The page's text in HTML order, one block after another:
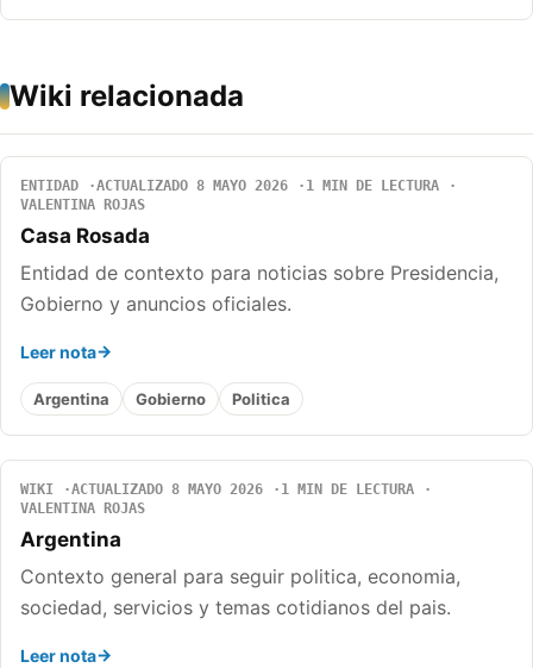
Wiki relacionada
ENTIDAD ACTUALIZADO 8 MAYO 2026
1 MIN DE LECTURA
VALENTINA ROJAS
Casa Rosada
Entidad de contexto para noticias sobre Presidencia,
Gobierno y anuncios oficiales.
Leer nota
Argentina Gobierno Politica
WIKI ACTUALIZADO 8 MAYO 2026
1 MIN DE LECTURA
VALENTINA ROJAS
Argentina
Contexto general para seguir politica, economia,
sociedad, servicios y temas cotidianos del pais.
Leer nota